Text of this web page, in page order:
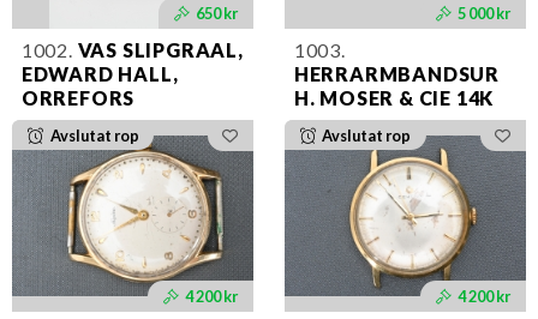
650 kr
1002. VAS SLIPGRAAL,
EDWARD HALL,
ORREFORS
5 000 kr
1003.
HERRARMBANDSUR
H. MOSER & CIE 14K
Avslutat rop
4 200 kr
Avslutat rop
4 200 kr